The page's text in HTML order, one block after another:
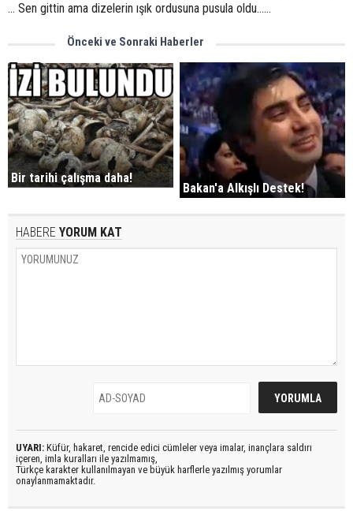
… Sen gittin ama dizelerin ışık ordusuna pusula oldu...…
Önceki ve Sonraki Haberler
Bir tarihi çalışma daha!
Bakan'a Alkışlı Destek!
HABERE YORUM KAT
UYARI: Küfür, hakaret, rencide edici cümleler veya imalar, inançlara saldırı
içeren, imla kuralları ile yazılmamış,
Türkçe karakter kullanılmayan ve büyük harflerle yazılmış yorumlar
onaylanmamaktadır.